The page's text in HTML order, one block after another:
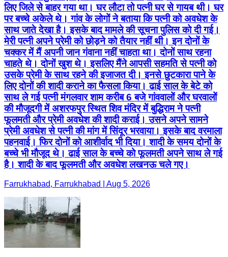
लिए जिले से बाहर गया था। घर लौटा तो पत्नी घर से गायब थी। घर
पर बच्चे अकेले थे। गांव के लोगों ने बताया कि पत्नी को अवधेश के
साथ जाते देखा है। इसके बाद मामले की सूचना पुलिस को दी गई।
मेरी पत्नी अपने प्रेमी को छोड़ने को तैयार नहीं थी। इन दोनों के
चक्कर में मैं अपनी जान गंवाना नहीं चाहता था। दोनों साथ रहना
चाहते थे। दोनों खुश थे। इसलिए मैंने आपसी सहमति से पत्नी को
उसके प्रेमी के साथ रहने की इजाजत दी। इनसे छुटकारा पाने के
लिए दोनों की शादी कराने का फैसला किया। ढाई साल के बेटे को
साथ ले गई पत्नी मंगलवार शाम करीब 6 बजे गांववालों और घरवालों
की मौजूदगी में अशरफपुर स्थित शिव मंदिर में बुद्धिराम ने पत्नी
फूलमती और प्रेमी अवधेश की शादी कराई। उसने अपने सामने
प्रेमी अवधेश से पत्नी की मांग में सिंदूर भरवाया। इसके बाद वरमाला
पहनवाई। फिर दोनों को आशीर्वाद भी दिया। शादी के समय दोनों के
बच्चे भी मौजूद थे। ढाई साल के बच्चे को फूलमती अपने साथ ले गई
है। शादी के बाद फूलमती और अवधेश लखनऊ चले गए।
Farrukhabad, Farrukhabad | Aug 5, 2026